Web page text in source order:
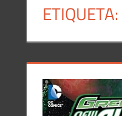
ETIQUETA: